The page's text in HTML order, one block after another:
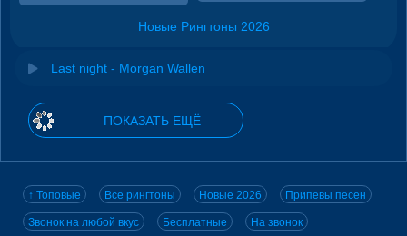
Новые Рингтоны 2026
Last night - Morgan Wallen
ПОКАЗАТЬ ЕЩЁ
↑ Топовые Все рингтоны Новые 2026 Припевы песен
Звонок на любой вкус Бесплатные На звонок